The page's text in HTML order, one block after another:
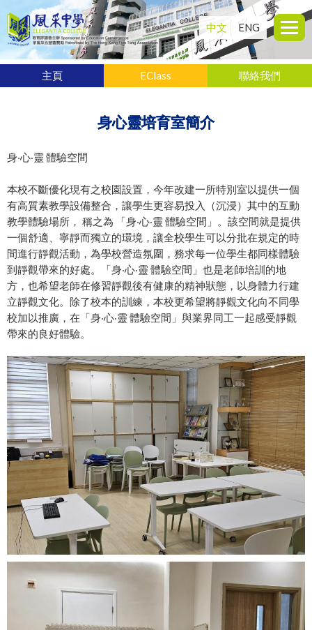
主頁 EClass 聯絡我們
中文 ENG
身心靈培育室簡介
身‧心‧靈 體驗空間
本校不斷優化現有之校園設置，今年改建一所特別室以提供一個
有高質素教學設備整合，讓學生更容易投入（沉浸）其中的互動
教學體驗場所， 稱之為 「身‧心‧靈 體驗空間」。該空間就是提供
一個舒適、寧靜而獨立的環境，讓全校學生可以分批在規定的時
間進行靜觀活動，為學校營造氛圍，務求每一位學生都同樣體驗
到靜觀帶來的好處。「身‧心‧靈 體驗空間」也是老師培訓的地
方，也希望老師在修習靜觀後有健康的精神狀態，以身體力行建
立靜觀文化。除了校本的訓練，本校更希望將靜觀文化向不同學
校加以推廣，在「身‧心‧靈 體驗空間」與業界同工一起感受靜觀
帶來的良好體驗。